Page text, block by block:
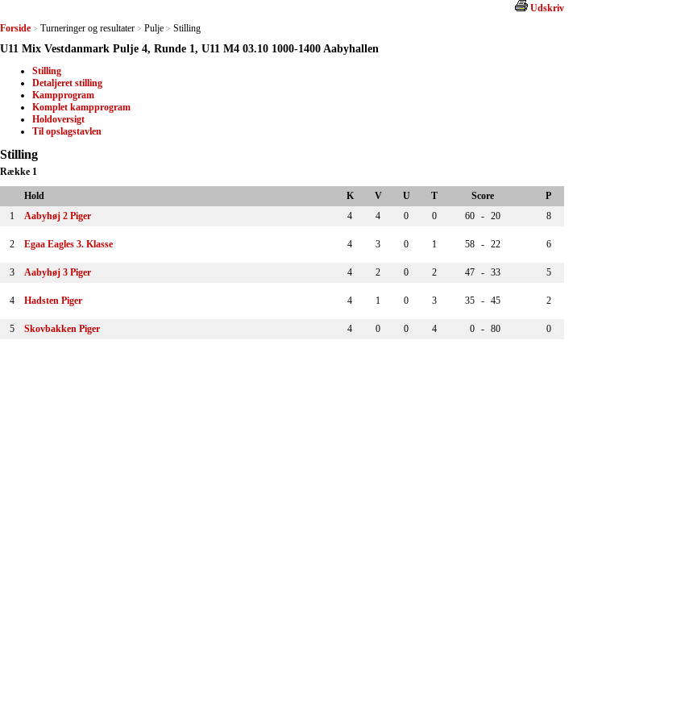
Udskriv
Forside > Turneringer og resultater > Pulje > Stilling
U11 Mix Vestdanmark Pulje 4, Runde 1, U11 M4 03.10 1000-1400 Aabyhallen
Stilling
Detaljeret stilling
Kampprogram
Komplet kampprogram
Holdoversigt
Til opslagstavlen
Stilling
Række 1
Hold K V U T Score
P
1
Aabyhøj 2 Piger 4 4 0 0 60 - 20 8
2 Egaa Eagles 3. Klasse 4 3 0 1 58 - 22 6
3 Aabyhøj 3 Piger 4 2 0 2 47 - 33 5
4 Hadsten Piger 4 1 0 3 35 - 45 2
5 Skovbakken Piger 4 0 0 4 0 - 80 0